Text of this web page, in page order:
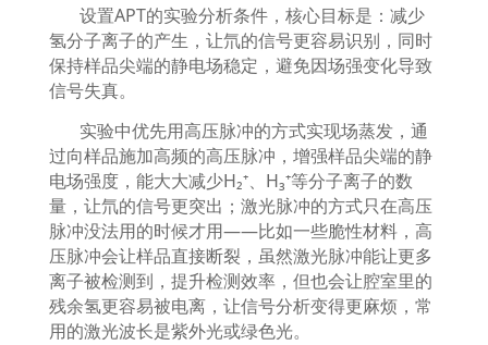
设置APT的实验分析条件，核心目标是：减少
氢分子离子的产生，让氘的信号更容易识别，同时
保持样品尖端的静电场稳定，避免因场强变化导致
信号失真。
实验中优先用高压脉冲的方式实现场蒸发，通
过向样品施加高频的高压脉冲，增强样品尖端的静
电场强度，能大大减少H₂⁺、 H₃⁺等分子离子的数
量，让氘的信号更突出；激光脉冲的方式只在高压
脉冲没法用的时候才用——比如一些脆性材料，高
压脉冲会让样品直接断裂，虽然激光脉冲能让更多
离子被检测到，提升检测效率，但也会让腔室里的
残余氢更容易被电离，让信号分析变得更麻烦，常
用的激光波长是紫外光或绿色光。